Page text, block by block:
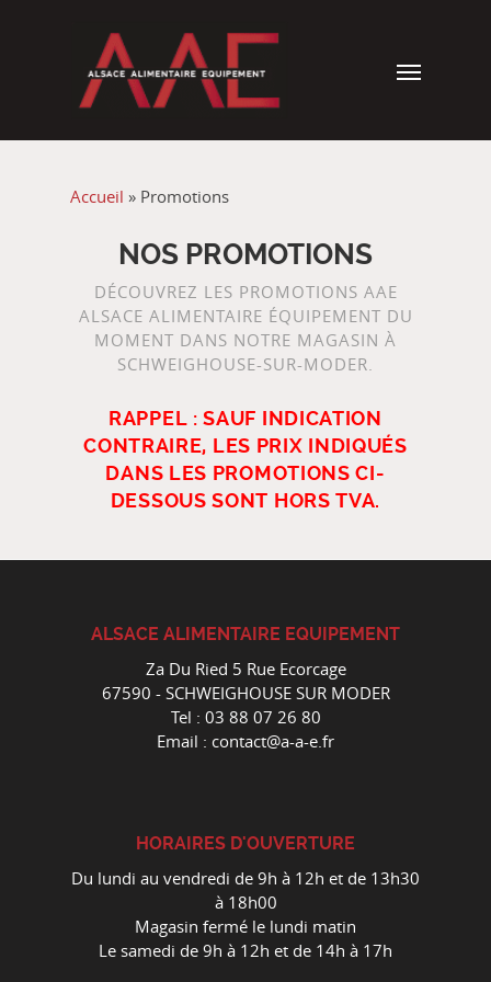
Accueil » Promotions
NOS PROMOTIONS
DÉCOUVREZ LES PROMOTIONS AAE
ALSACE ALIMENTAIRE ÉQUIPEMENT DU
MOMENT DANS NOTRE MAGASIN À
SCHWEIGHOUSE-SUR-MODER.
RAPPEL : SAUF INDICATION
CONTRAIRE, LES PRIX INDIQUÉS
DANS LES PROMOTIONS CI-
DESSOUS SONT HORS TVA.
ALSACE ALIMENTAIRE EQUIPEMENT
Za Du Ried 5 Rue Ecorcage
67590 - SCHWEIGHOUSE SUR MODER
Tel : 03 88 07 26 80
Email : contact@a-a-e.fr
HORAIRES D'OUVERTURE
Du lundi au vendredi de 9h à 12h et de 13h30
à 18h00
Magasin fermé le lundi matin
Le samedi de 9h à 12h et de 14h à 17h